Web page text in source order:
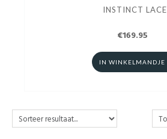
INSTINCT LACE
€169.95
IN WINKELMANDJE